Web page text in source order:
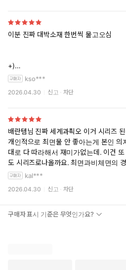
이분 진짜 대박소재 한번씩 물고오심
+)
3권까지 봤는데 배란기 아닐때 봐서 약
kso***
2026.04.30 신고 차단
배란템님 진짜 세계과쵝오 이거 시리즈 된다
개인적으로 최면물 안 좋아는게 본인 의
대로 다 따라해서 재미가없는데. 이건 또
도 시리즈로나올까요. 최면과비체면의 경계에서
정상인듯아닌듯한 그 경계가좋네요. 꼴
아닌듯..한 그 긴장되는상황..이거 시리
+작가님 나중에는 최면자와 면역자도 한
ㅋㅋ과연 누가 비정상인걸까 ㅋㅋㅋ
kal***
2026.04.30 신고 차단
구매자 표시 기준은 무엇인가요?